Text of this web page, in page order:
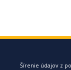
Šírenie údajov z